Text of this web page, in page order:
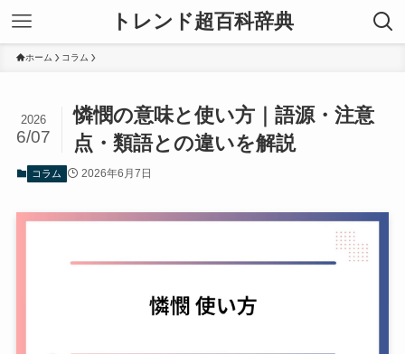
トレンド超百科辞典
ホーム コラム
憐憫の意味と使い方｜語源・注意
点・類語との違いを解説
2026
6/07
コラム 2026年6月7日